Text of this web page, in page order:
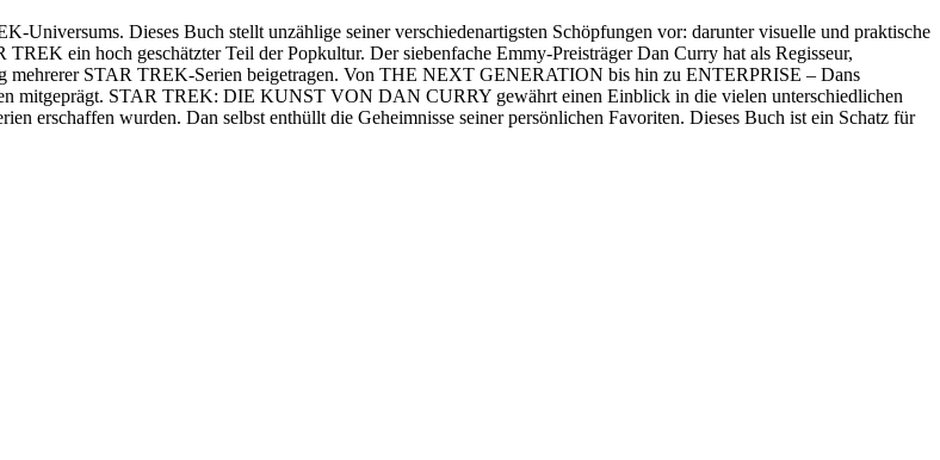
Universums. Dieses Buch stellt unzählige seiner verschiedenartigsten Schöpfungen vor: darunter visuelle und praktische
ein hoch geschätzter Teil der Popkultur. Der siebenfache Emmy-Preisträger Dan Curry hat als Regisseur,
mehrerer STAR TREK-Serien beigetragen. Von THE NEXT GENERATION bis hin zu ENTERPRISE – Dans
mitgeprägt. STAR TREK: DIE KUNST VON DAN CURRY gewährt einen Einblick in die vielen unterschiedlichen
erschaffen wurden. Dan selbst enthüllt die Geheimnisse seiner persönlichen Favoriten. Dieses Buch ist ein Schatz für